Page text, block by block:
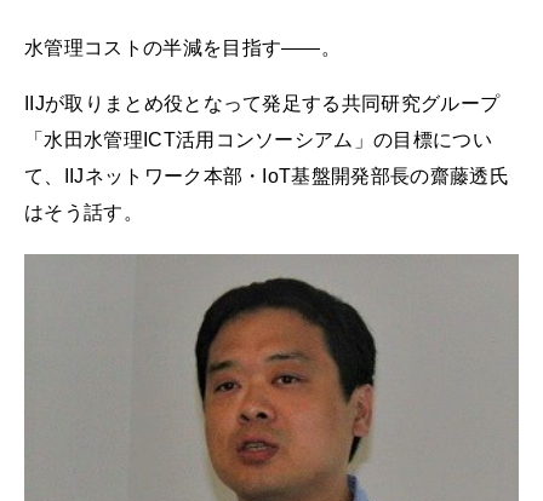
水管理コストの半減を目指す――。
IIJが取りまとめ役となって発足する共同研究グループ
「水田水管理ICT活用コンソーシアム」の目標につい
て、IIJネットワーク本部・IoT基盤開発部長の齋藤透氏
はそう話す。